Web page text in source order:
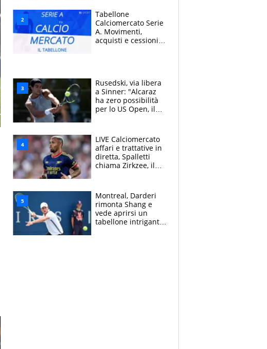
Tabellone
Calciomercato Serie
A. Movimenti,
acquisti e cessioni:
Rusedski, via libera
a Sinner: "Alcaraz
ha zero possibilità
per lo US Open, il
LIVE Calciomercato
affari e trattative in
diretta, Spalletti
chiama Zirkzee, il
Diaz
Montreal, Darderi
rimonta Shang e
vede aprirsi un
tabellone intrigante: